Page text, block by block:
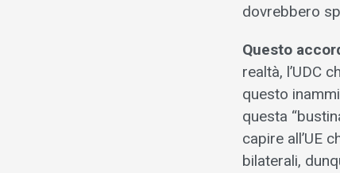
dovrebbero
Questo
realtà, l’UDC
questo
questa
capire all’UE
bilaterali,